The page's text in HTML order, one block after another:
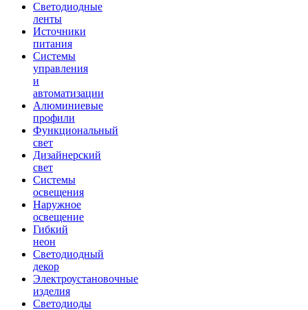
Светодиодные
ленты
Источники
питания
Системы
управления
и
автоматизации
Алюминиевые
профили
Функциональный
свет
Дизайнерский
свет
Системы
освещения
Наружное
освещение
Гибкий
неон
Светодиодный
декор
Электроустановочные
изделия
Светодиоды